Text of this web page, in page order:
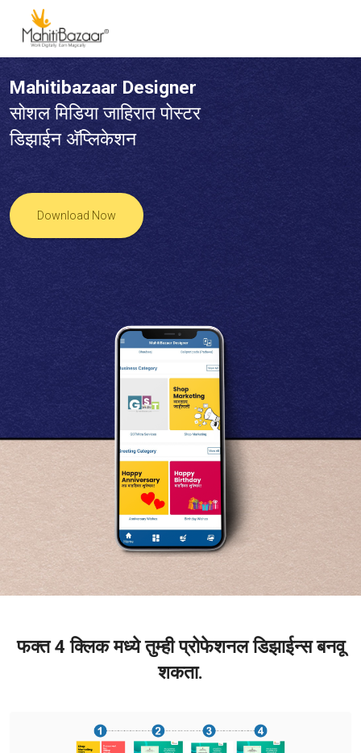
Mahitibazaar Designer
सोशल मिडिया जाहिरात पोस्टर
डिझाईन अ‍ॅप्लिकेशन
Download Now
फक्त 4 क्लिक मध्ये तुम्ही प्रोफेशनल डिझाईन्स बनवू
शकता.